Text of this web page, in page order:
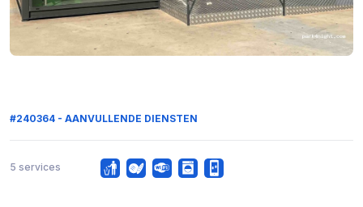
#240364 - AANVULLENDE DIENSTEN
5 services